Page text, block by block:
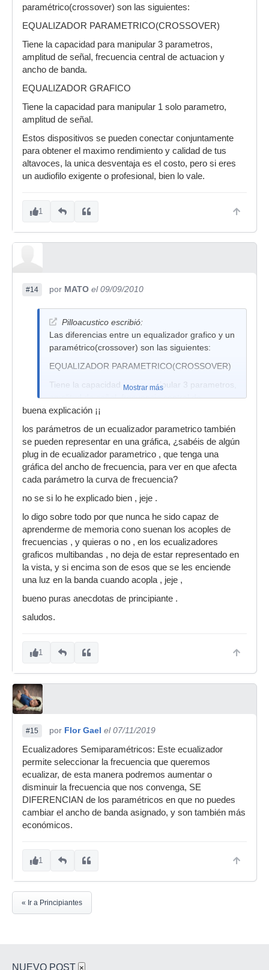
paramétrico(crossover) son las siguientes:
EQUALIZADOR PARAMETRICO(CROSSOVER)
Tiene la capacidad para manipular 3 parametros,
amplitud de señal, frecuencia central de actuacion y
ancho de banda.
EQUALIZADOR GRAFICO
Tiene la capacidad para manipular 1 solo parametro,
amplitud de señal.
Estos dispositivos se pueden conectar conjuntamente
para obtener el maximo rendimiento y calidad de tus
altavoces, la unica desventaja es el costo, pero si eres
un audiofilo exigente o profesional, bien lo vale.
1
#14 por MATO el 09/09/2010
Pilloacustico escribió:
Las diferencias entre un equalizador grafico y un
paramétrico(crossover) son las siguientes:
EQUALIZADOR PARAMETRICO(CROSSOVER)
Tiene la capacidad para manipular 3 parametros,
amplitud de señal, frecuencia central de
actuacion y ancho de banda.
EQUALIZADOR GRAFICO
Tiene la capacidad para manipular 1 solo
parametro, amplitud de señal.
Estos dispositivos se pueden conectar
rendimiento y calidad de tus altavoces, la unica
desventaja es el costo, pero si eres un audiofilo
exigente o profesional, bien lo vale.
Mostrar más
buena explicación ¡¡
los parámetros de un ecualizador parametrico también
se pueden representar en una gráfica, ¿sabéis de algún
plug in de ecualizador parametrico , que tenga una
gráfica del ancho de frecuencia, para ver en que afecta
cada parámetro la curva de frecuencia?
no se si lo he explicado bien , jeje .
lo digo sobre todo por que nunca he sido capaz de
aprenderme de memoria cono suenan los acoples de
frecuencias , y quieras o no , en los ecualizadores
graficos multibandas , no deja de estar representado en
la vista, y si encima son de esos que se les enciende
una luz en la banda cuando acopla , jeje ,
bueno puras anecdotas de principiante .
saludos.
1
#15 por Flor Gael el 07/11/2019
Ecualizadores Semiparamétricos: Este ecualizador
permite seleccionar la frecuencia que queremos
ecualizar, de esta manera podremos aumentar o
disminuir la frecuencia que nos convenga, SE
DIFERENCIAN de los paramétricos en que no puedes
cambiar el ancho de banda asignado, y son también más
económicos.
1
« Ir a Principiantes
NUEVO POST ×